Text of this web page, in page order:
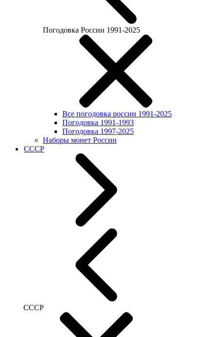
Погодовка России 1991-2025
Все погодовка россии 1991-2025
Погодовка 1991-1993
Погодовка 1997-2025
Наборы монет России
СССР
СССР